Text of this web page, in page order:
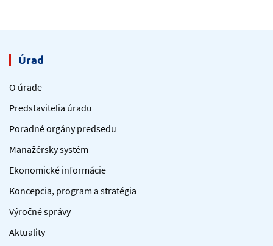
Úrad
O úrade
Predstavitelia úradu
Poradné orgány predsedu
Manažérsky systém
Ekonomické informácie
Koncepcia, program a stratégia
Výročné správy
Aktuality